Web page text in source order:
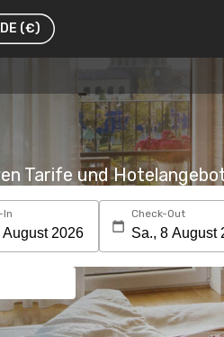
DE (€)
Tarife und
In Check-Out